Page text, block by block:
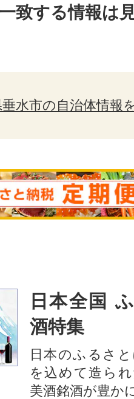
致する情報は
水市の自治体情報
日本全国
酒特集
日本のふるさ
を込めて造ら
美酒銘酒が豊か